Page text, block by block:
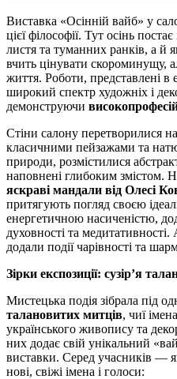
Виставка «Осінній вайб» у
цієї філософії. Тут осінь
листя та туманних ранків, а й
вчить цінувати скороминущу,
життя. Роботи, представлені в
широкий спектр художніх і
демонструючи
Стіни салону перетворилися
класичними пейзажами та
природи, розмістилися
наповнені глибоким змістом.
яскраві мандали від Олесі
притягують погляд своєю
енергетичною насиченістю,
духовності та
додали події чарівності та
Зірки експозиції: сузір’я
Мистецька подія зібрала під
талановитих митців, чиї
українського живопису та
них додає свій унікальний
виставки. Серед учасників —
нові, свіжі імена і голоси: